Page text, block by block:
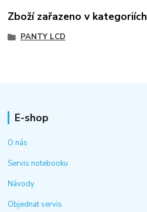
Zboží zařazeno v kategoriích
PANTY LCD
E-shop
O nás
Servis notebooku
Návody
Objednat servis